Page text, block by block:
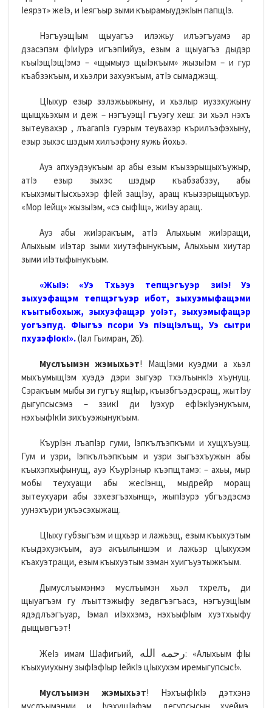
Iеярэт» жеIэ, и Iеягъыр зыми къырамыудэкIын папщIэ.
НэгъуэщIым щыуагъэ илэжьу илъэгъуамэ ар
дзасэпэм фIиIурэ игъэпIийуэ, езым а щыуагъэ дыдэр
къыIэщIэщIэмэ – «щымыуэ щыIэкъым» жызыIэм – и гур
къабзэкъым, и хьэлри захуэкъым, атIэ сымаджэщ.
ЦIыхур езыр зэлэжьыжыну, и хьэлыр иузэхужыну
щыщхьэхым и деж – нэгъуэщI гъуэгу хеш: зи хьэл нэхъ
зытеувахэр , лъагапIэ гуэрым теувахэр кърилъэфэхыну,
езыр зыхэс шэдым хилъэфэну яужь йохьэ.
Ауэ апхуэдэукъым ар абы езым къызэрыщыхъужыр,
атIэ езыр зыхэс шэдыр къабзабзэу, абы
къыхэмытIысхьэхэр фIей защIэу, аращ къызэрыщыхъур.
«Мор Iейщ» жызыIэм, «сэ сыфIщ», жиIэу аращ.
Ауэ абы жиIэракъым, атIэ Алыхьым жиIэращи,
Алыхьым иIэтар зыми хиутэфынукъым, Алыхьым хиутар
зыми иIэтыфынукъым.
«ЖыIэ: «Уэ Тхьэуэ тепщэ­гъуэр зиIэ! Уэ
зыхуэфащэм теп­щэгъуэр ибот, зыхуэмыфащэ­ми
къытыбохыж, зыхуэфащэр уоIэт, зыхуэмыфащэр
уогъэ­пуд. ФIыгъэ псори Уэ пIэ­щIэлъщ, Уэ сытри
пхузэфIокI».(Iал Гьимран, 26).
Муслъымэн жэмыхьэт! МащIэми куэдми а хьэл
мыхъумыщIэм хуэдэ дэри зыгуэр тхэлъынкIэ хъунущ.
Сэракъым мыбы зи гугъу ящIыр, къызбгъэдэсращ, жытIэу
дыгупсысэмэ – зэикI ди Iуэхур ефIэкIуэнукъым,
нэхъыфIкIи зихъуэжынукъым.
КъурIэн лъапIэр гуми, Iэпкълъэпкъми и хущхъуэщ.
Гум и узри, Iэпкълъэпкъым и узри зыгъэхъужын абы
къыхэпхыфынущ, ауэ КъурIэныр къэпщтамэ: – ахьы, мыр
мобы теухуащи абы жесIэнщ, мыдрейр моращ
зытеухуари абы зэхезгъэхынщ», жыпIэурэ убгъэдэсмэ
уунэхъури укъэсэхыжащ.
ЦIыху губзыгъэм и щхьэр и лажьэщ, езым къыхуэтым
къыдэхуэкъым, ауэ акъылыншэм и лажьэр цIыхухэм
къахуэтращи, езым къыхуэтым зэман хуигъуэтыжкъым.
Дымуслъымэнмэ муслъымэн хьэл тхрелъ, ди
щыуагъэм гу лъыттэжыфу зедвгъэгъасэ, нэгъуэщIым
ядэдлъэгъуар, Iэмал иIэххэмэ, нэхъыфIым хуэтхьыфу
дыщывгъэт!
ЖеIэ имам Шафигьий, رحمه الله: «Алыхьым фIы
къыхуиухыну зыфIэфIыр IейкIэ цIыхухэм иремыгупсыс!».
Муслъымэн жэмыхьэт! НэхъыфIкIэ дэтхэнэ